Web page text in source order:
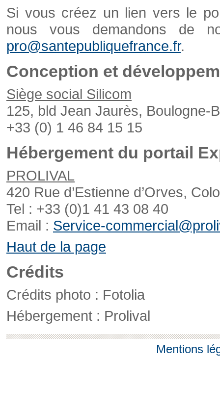
Si vous créez un lien vers le
nous vous demandons de
pro@santepubliquefrance.fr.
Conception et
Siège social Silicom
125, bld Jean Jaurès, Boulogne-
+33 (0) 1 46 84 15 15
Hébergement du portail
PROLIVAL
420 Rue d’Estienne d’Orves,
Tel : +33 (0)1 41 43 08 40
Email : Service-
Haut de la page
Crédits
Crédits photo : Fotolia
Hébergement : Prolival
Mentions